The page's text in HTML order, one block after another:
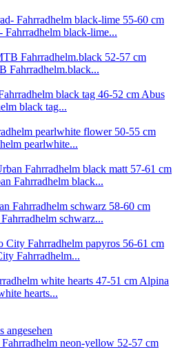
black-lime...
Fahrradhelm.black...
Abus
black tag...
pearlwhite...
Fahrradhelm black...
schwarz...
Fahrradhelm...
Alpina
hearts...
angesehen